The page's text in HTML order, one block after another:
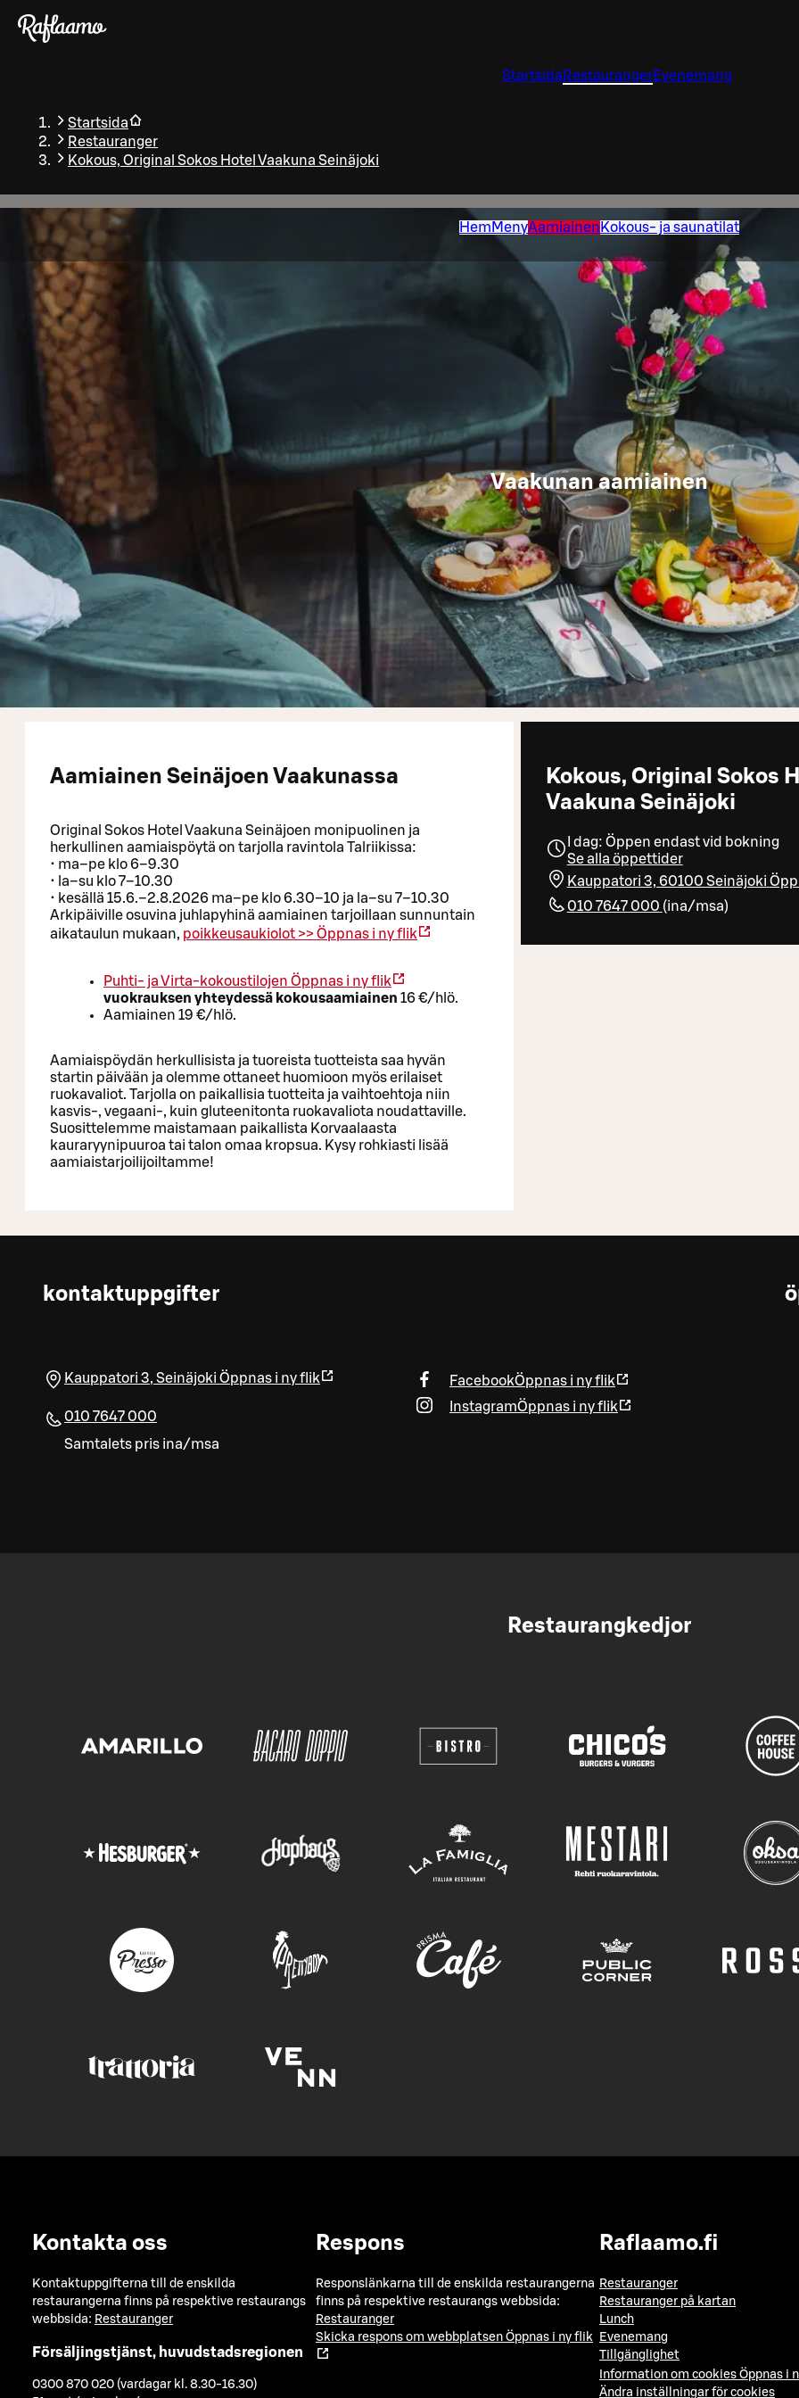
Gå till huvudinnehållet
Startsida RestaurangerEvenemang
Startsida
Restauranger
Kokous, Original Sokos Hotel Vaakuna Seinäjoki
Hem MenyAamiainen Kokous- ja saunatilat
Vaakunan aamiainen
Kokous, Original Sokos
Vaakuna Seinäjoki
I dag: Öppen endast vid bokning
Se alla öppettider
Kauppatori 3, 60100 Seinäjoki
010 7647 000 (ina/msa)
Aamiainen Seinäjoen Vaakunassa
Original Sokos Hotel Vaakuna Seinäjoen monipuolinen ja
herkullinen aamiaispöytä on tarjolla ravintola Talriikissa:
• ma–pe klo 6–9.30
• la–su klo 7–10.30
• kesällä 15.6.–2.8.2026 ma–pe klo 6.30–10 ja la–su 7–10.30
Arkipäiville osuvina juhlapyhinä aamiainen tarjoillaan sunnuntain
aikataulun mukaan, poikkeusaukiolot >>Öppnas i ny flik
Puhti- ja Virta-kokoustilojen Öppnas i ny flik
vuokrauksen yhteydessä kokousaamiainen 16 €/hlö.
Aamiainen 19 €/hlö.
Aamiaispöydän herkullisista ja tuoreista tuotteista saa hyvän
startin päivään ja olemme ottaneet huomioon myös erilaiset
ruokavaliot. Tarjolla on paikallisia tuotteita ja vaihtoehtoja niin
kasvis-, vegaani-, kuin gluteenitonta ruokavaliota noudattaville.
Suosittelemme maistamaan paikallista Korvaalaasta
kauraryynipuuroa tai talon omaa kropsua. Kysy rohkiasti lisää
aamiaistarjoilijoiltamme!
kontaktuppgifter
Kauppatori 3, Seinäjoki Öppnas i ny flik
010 7647 000
Samtalets pris ina/msa
FacebookÖppnas i ny flik
InstagramÖppnas i ny flik
Restaurangkedjor
Kontakta oss
Kontaktuppgifterna till de enskilda
restaurangerna finns på respektive restaurangs
webbsida: Restauranger
Försäljingstjänst, huvudstadsregionen
0300 870 020 (vardagar kl. 8.30-16.30)
Respons
Responslänkarna till de enskilda restaurangerna
finns på respektive restaurangs webbsida:
Restauranger
Skicka respons om webbplatsen Öppnas i ny flik
Raflaamo.fi
Restauranger
Restauranger på kartan
Lunch
Evenemang
Tillgänglighet
Information om cookies Öppnas i
Ändra inställningar för cookies